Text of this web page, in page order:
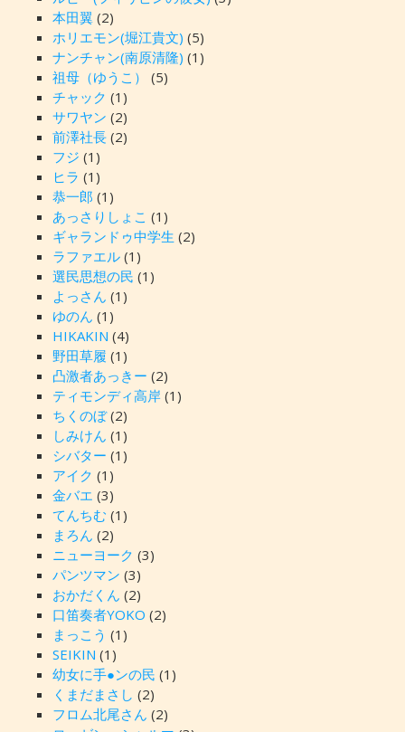
本田翼(2)
ホリエモン(堀江貴文) (5)
ナンチャン(南原清隆) (1)
祖母（ゆうこ）
(5)
チャック (1)
サワヤン (2)
前澤社長(2)
フジ (1)
ヒラ (1)
恭一郎 (1)
あっさりしょこ (1)
ギャランドゥ中学生 (2)
ラファエル(1)
選民思想の民 (1)
よっさん (1)
ゆのん (1)
HIKAKIN (4)
野田草履 (1)
凸激者あっきー (2)
ティモンディ高岸(1)
ちくのぼ(2)
しみけん (1)
シバター (1)
アイク (1)
金バエ (3)
てんちむ (1)
まろん (2)
ニューヨーク (3)
パンツマン (3)
おかだくん (2)
口笛奏者YOKO (2)
まっこう (1)
SEIKIN (1)
幼女に手●ンの民 (1)
くまだまさし (2)
フロム北尾さん (2)